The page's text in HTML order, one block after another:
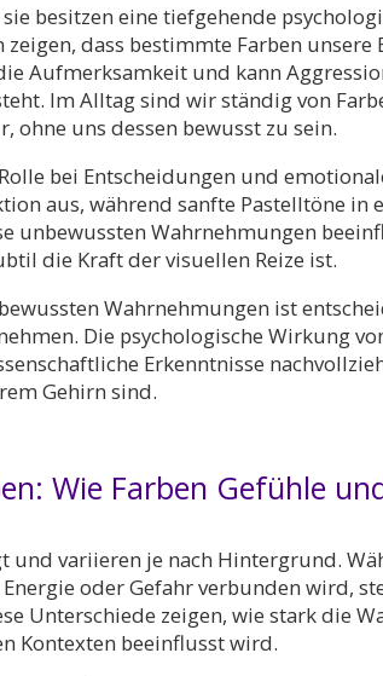
besitzen eine tiefgehende
dass bestimmte Farben
Aufmerksamkeit und kann
Im Alltag sind wir ständig von
uns dessen bewusst zu sein.
bei Entscheidungen und
aus, während sanfte Pastelltöne in
unbewussten Wahrnehmungen
die Kraft der visuellen Reize ist.
Wahrnehmungen ist
Die psychologische Wirkung
Erkenntnisse
Gehirn sind.
Wie Farben Gefühle
variieren je nach Hintergrund.
oder Gefahr verbunden wird,
Unterschiede zeigen, wie stark die
Kontexten beeinflusst wird.